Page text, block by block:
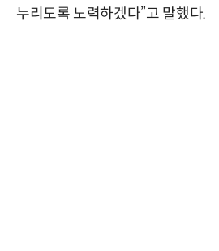
누리도록 노력하겠다”고 말했다.